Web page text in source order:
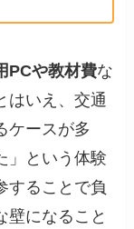
PCや教材費な
はいえ、交通
ケースが多
」という体験
することで負
壁になること